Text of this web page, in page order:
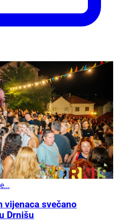
vijenaca svečano
Drnišu